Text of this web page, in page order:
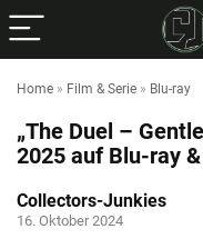
Home » Film & Serie » Blu-ray
„The Duel –
2025 auf Blu-ray &
Collectors-Junkies
16. Oktober 2024